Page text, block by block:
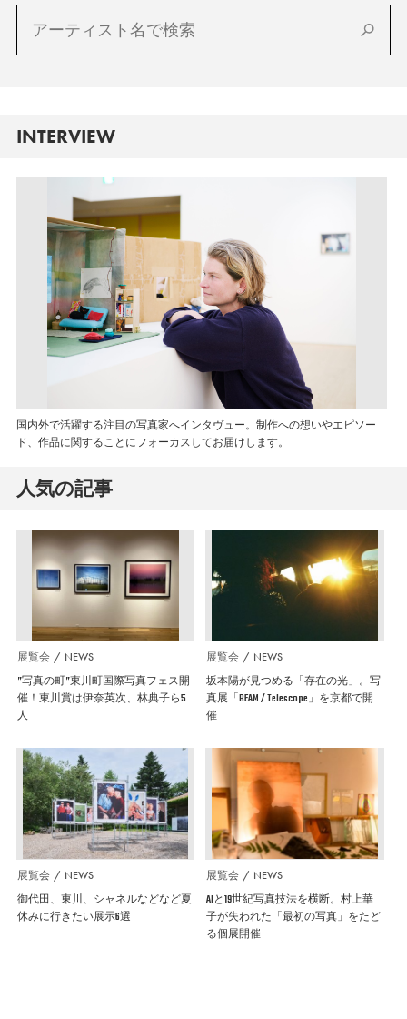
INTERVIEW
国内外で活躍する注目の写真家へインタヴュー。制作への想いやエピソー
ド、作品に関することにフォーカスしてお届けします。
人気の記事
展覧会 NEWS
”写真の町”東川町国際写真フェス開
催！東川賞は伊奈英次、林典子ら5
人
展覧会 NEWS
坂本陽が見つめる「存在の光」。写
真展「BEAM / Telescope」を京都で開
催
展覧会 NEWS
御代田、東川、シャネルなどなど夏
休みに行きたい展示6選
展覧会 NEWS
AIと19世紀写真技法を横断。村上華
子が失われた「最初の写真」をたど
る個展開催